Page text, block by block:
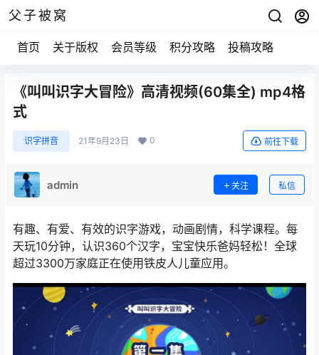
父子被窝
首页 关于版权 会员等级 积分攻略 投稿攻略
《叫叫识字大冒险》高清视频(60集全) mp4格
式
识字拼音 21年9月23日 0 前往下载
admin 关注 私信
有趣、有爱、有效的识字游戏，动画剧情，科学课程。每
天玩10分钟，认识360个汉字，宝宝快乐爸妈轻松！全球
超过3300万家庭正在使用铁皮人儿童应用。